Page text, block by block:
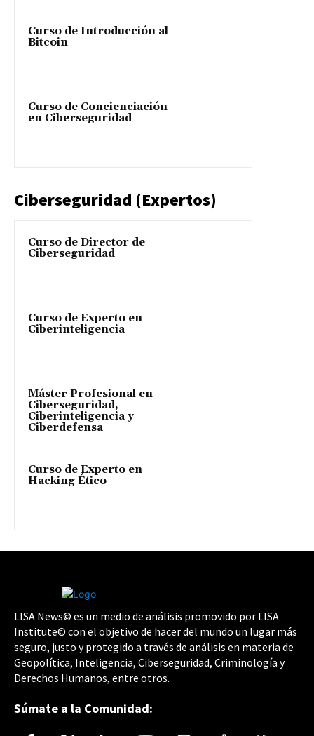
Curso de Introducción al
Bitcoin
Curso de Concienciación
en Ciberseguridad
Ciberseguridad (Expertos)
Curso de Director de
Ciberseguridad
Curso de Experto en
Ciberinteligencia
Máster Profesional en
Ciberseguridad,
Ciberinteligencia y
Ciberdefensa
Curso de Experto en
Hacking Ético
LISA News© es un medio de análisis promovido por LISA
Institute© con el objetivo de hacer del mundo un lugar más
seguro, justo y protegido a través de análisis en materia de
Geopolítica, Inteligencia, Ciberseguridad, Criminología y
Derechos Humanos, entre otros.
Súmate a la Comunidad: